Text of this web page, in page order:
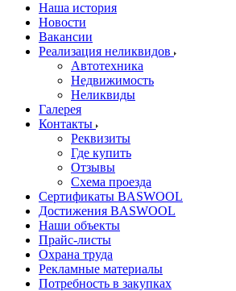
Наша история
Новости
Вакансии
Реализация неликвидов
Автотехника
Недвижимость
Неликвиды
Галерея
Контакты
Реквизиты
Где купить
Отзывы
Схема проезда
Сертификаты BASWOOL
Достижения BASWOOL
Наши объекты
Прайс-листы
Охрана труда
Рекламные материалы
Потребность в закупках